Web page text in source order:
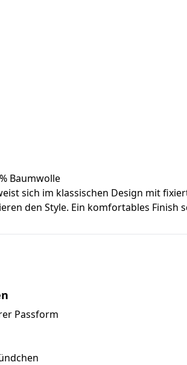
Baumwolle
sich im klassischen Design mit
den Style. Ein komfortables
Passform